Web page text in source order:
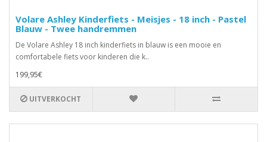
Volare Ashley Kinderfiets - Meisjes - 18 inch - Pastel
Blauw - Twee handremmen
De Volare Ashley 18 inch kinderfiets in blauw is een mooie en
comfortabele fiets voor kinderen die k..
199,95€
UITVERKOCHT